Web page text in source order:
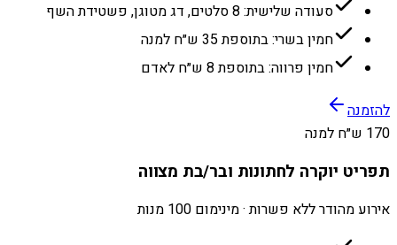
סעודה שלישית: 8 סלטים, דג מטוגן, פשטידת השף
חמין בשרי: בתוספת 35 ש״ח למנה
חמין פרווה: בתוספת 8 ש״ח לאדם
להזמנה
170 ש״ח למנה
תפריט יוקרה לחתונות ובר/בת מצווה
אירוע מהודר ללא פשרות · מינימום 100 מנות